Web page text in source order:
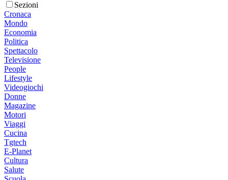
Sezioni
Cronaca
Mondo
Economia
Politica
Spettacolo
Televisione
People
Lifestyle
Videogiochi
Donne
Magazine
Motori
Viaggi
Cucina
Tgtech
E-Planet
Cultura
Salute